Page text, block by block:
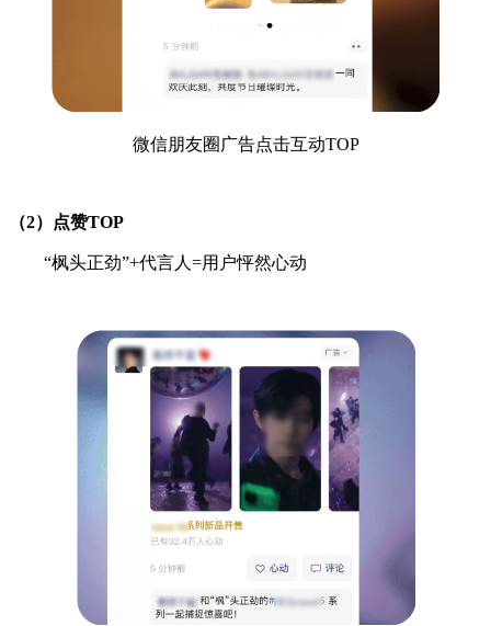
微信朋友圈广告点击互动TOP
（2）点赞TOP
“枫头正劲”+代言人=用户怦然心动